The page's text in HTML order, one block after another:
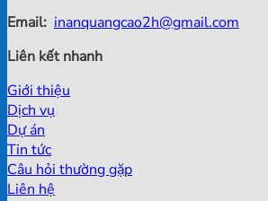
Email: inanquangcao2h@gmail.com
Liên kết nhanh
Giới thiệu
Dịch vụ
Dự án
Tin tức
Câu hỏi thường gặp
Liên hệ